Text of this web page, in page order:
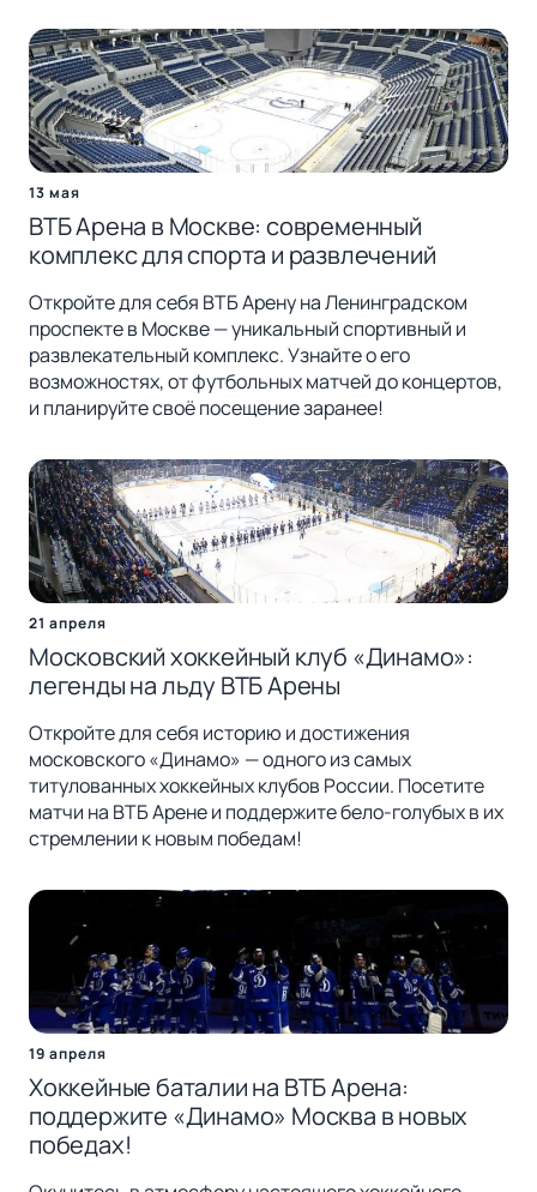
13 мая
ВТБ Арена в Москве: современный
комплекс для спорта и развлечений
Откройте для себя ВТБ Арену на Ленинградском
проспекте в Москве — уникальный спортивный и
развлекательный комплекс. Узнайте о его
возможностях, от футбольных матчей до концертов,
и планируйте своё посещение заранее!
21 апреля
Московский хоккейный клуб «Динамо»:
легенды на льду ВТБ Арены
Откройте для себя историю и достижения
московского «Динамо» — одного из самых
титулованных хоккейных клубов России. Посетите
матчи на ВТБ Арене и поддержите бело-голубых в их
стремлении к новым победам!
19 апреля
Хоккейные баталии на ВТБ Арена:
поддержите «Динамо» Москва в новых
победах!